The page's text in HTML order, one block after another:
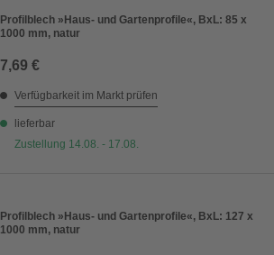
Profilblech »Haus- und Gartenprofile«, BxL: 85 x
1000 mm, natur
7,69 €
Verfügbarkeit im Markt prüfen
lieferbar
Zustellung 14.08. - 17.08.
Profilblech »Haus- und Gartenprofile«, BxL: 127 x
1000 mm, natur